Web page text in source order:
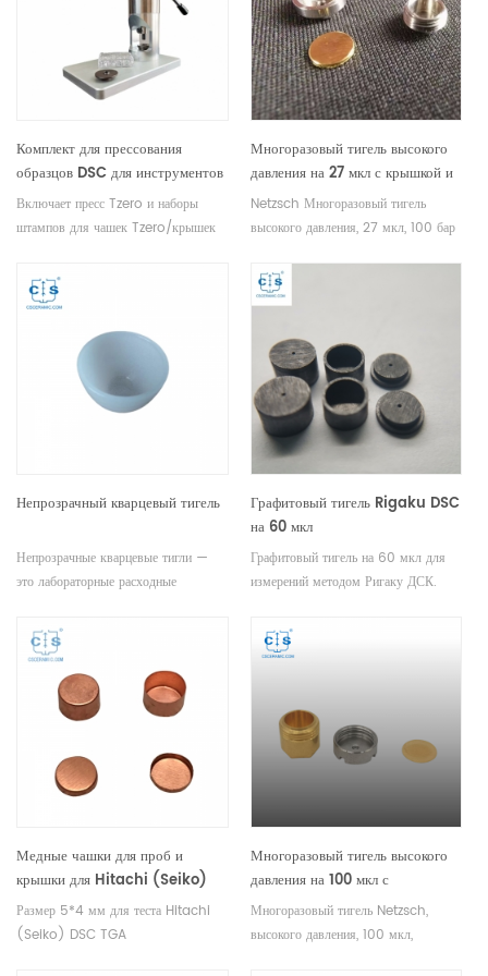
Комплект для прессования
образцов DSC для инструментов
TA 901600.901
Включает пресс Tzero и наборы
штампов для чашек Tzero/крышек
крышек Tzero, чашек Tzero/
герметичных крышек Tzero,
крышек и стандартных герметичных
ванн/крышек.
Многоразовый тигель высокого
давления на 27 мкл с крышкой и
уплотнением для Netzsch
6.239.2-93.3.00
Netzsch Многоразовый тигель
высокого давления, 27 мкл, 100 бар
уплотнения включены, нержавеющая
сталь. Производитель расходных
термического анализа для
оборудования Netzsch DSC&TGA.
Непрозрачный кварцевый тигель
Непрозрачные кварцевые тигли —
это лабораторные расходные
для хранения и нагрева материалов в
лабораториях.
Графитовый тигель Rigaku DSC
на 60 мкл
Графитовый тигель на 60 мкл для
измерений методом Ригаку ДСК.
образцов Rigaku.
Медные чашки для проб и
крышки для Hitachi (Seiko)
Размер 5*4 мм для теста Hitachi
(Seiko) DSC TGA
Многоразовый тигель высокого
давления на 100 мкл с
позолоченной крышкой/
уплотнителем для Netzsch
Многоразовый тигель Netzsch,
высокого давления, 100 мкл,